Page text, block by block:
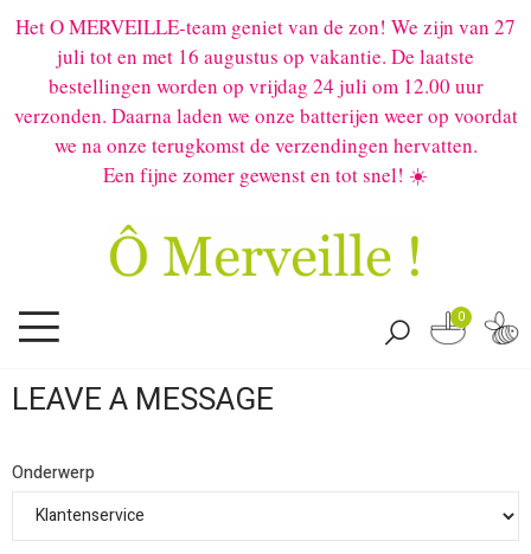
Het O MERVEILLE-team geniet van de zon! We zijn van 27
juli tot en met 16 augustus op vakantie. De laatste
bestellingen worden op vrijdag 24 juli om 12.00 uur
verzonden. Daarna laden we onze batterijen weer op voordat
we na onze terugkomst de verzendingen hervatten.
Een fijne zomer gewenst en tot snel! ☀️
0
LEAVE A MESSAGE
Onderwerp